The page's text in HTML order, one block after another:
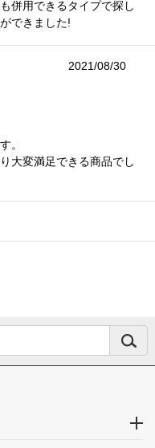
併用できるタイプで探し
できました!
2021/08/30
。
大変満足できる商品でし